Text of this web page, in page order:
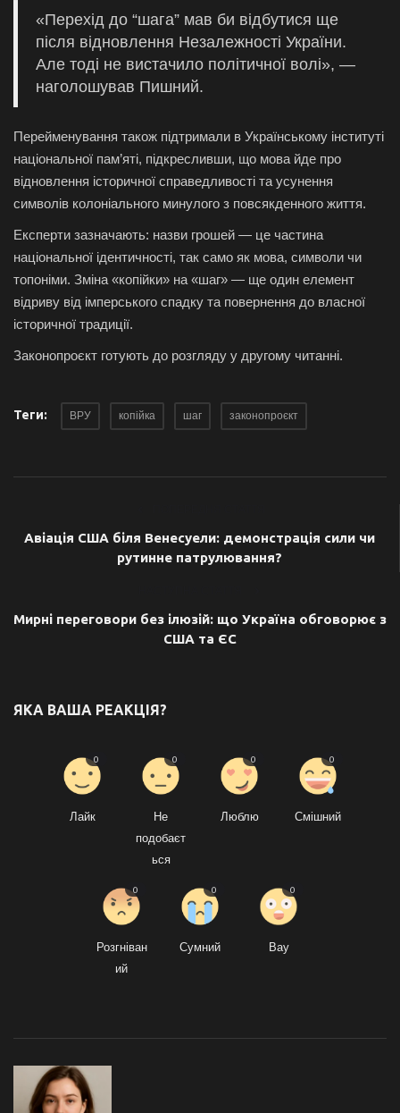
«Перехід до “шага” мав би відбутися ще
після відновлення Незалежності України.
Але тоді не вистачило політичної волі», —
наголошував Пишний.
Перейменування також підтримали в Українському інституті
національної пам’яті, підкресливши, що мова йде про
відновлення історичної справедливості та усунення
символів колоніального минулого з повсякденного життя.
Експерти зазначають: назви грошей — це частина
національної ідентичності, так само як мова, символи чи
топоніми. Зміна «копійки» на «шаг» — ще один елемент
відриву від імперського спадку та повернення до власної
історичної традиції.
Законопроєкт готують до розгляду у другому читанні.
Теги: ВРУ копійка шаг законопроєкт
Авіація США біля Венесуели: демонстрація сили чи
рутинне патрулювання?
Мирні переговори без ілюзій: що Україна обговорює з
США та ЄС
ЯКА ВАША РЕАКЦІЯ?
Лайк
0
Не
подобаєт
ься
0
Люблю
0
Смішний
0
Розгніван
ий
0
Сумний
0
Вау
0